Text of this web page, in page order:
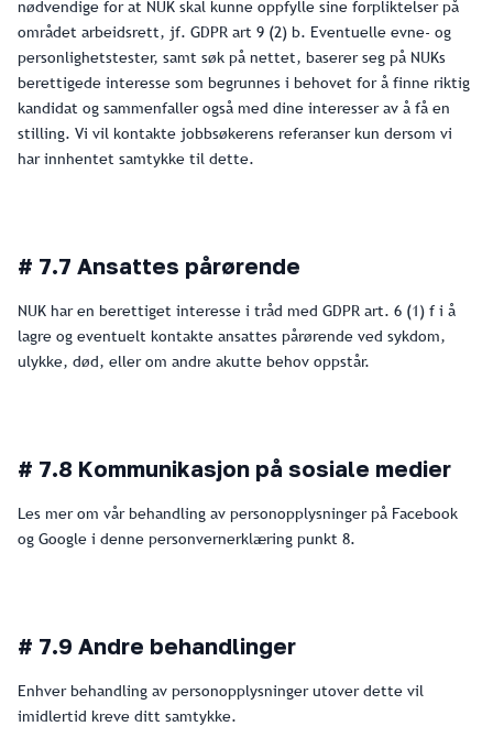
nødvendige for at NUK skal kunne oppfylle sine forpliktelser på
området arbeidsrett, jf. GDPR art 9 (2) b. Eventuelle evne- og
personlighetstester, samt søk på nettet, baserer seg på NUKs
berettigede interesse som begrunnes i behovet for å finne riktig
kandidat og sammenfaller også med dine interesser av å få en
stilling. Vi vil kontakte jobbsøkerens referanser kun dersom vi
har innhentet samtykke til dette.
# 7.7 Ansattes pårørende
NUK har en berettiget interesse i tråd med GDPR art. 6 (1) f i å
lagre og eventuelt kontakte ansattes pårørende ved sykdom,
ulykke, død, eller om andre akutte behov oppstår.
# 7.8 Kommunikasjon på sosiale medier
Les mer om vår behandling av personopplysninger på Facebook
og Google i denne personvernerklæring punkt 8.
# 7.9 Andre behandlinger
Enhver behandling av personopplysninger utover dette vil
imidlertid kreve ditt samtykke.